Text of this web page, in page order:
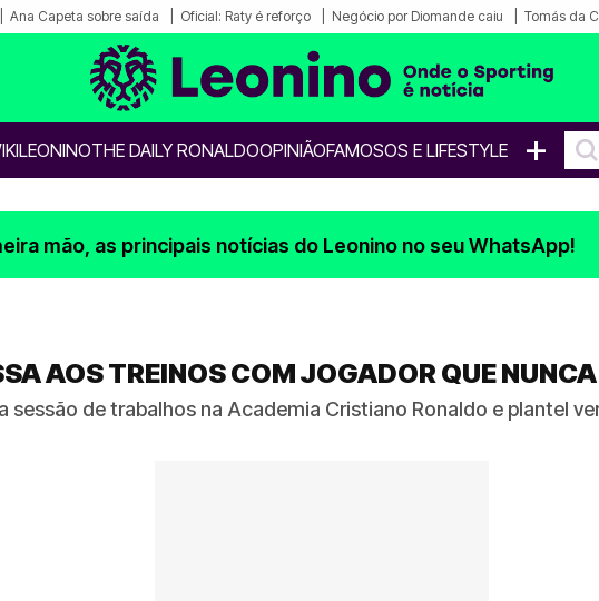
Ana Capeta sobre saída Oficial: Raty é reforço Negócio por Diomande caiu Tomás da
THE DAILY RONALDOOPINIÃOFAMOSOS E LIFESTYLE +
mão, as principais notícias do Leonino no seu WhatsApp!
AOS TREINOS COM JOGADOR QUE
sessão de trabalhos na Academia Cristiano Ronaldo e plantel